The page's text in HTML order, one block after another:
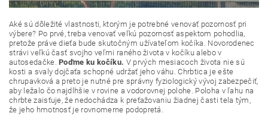
Aké sú dôležité vlastnosti, ktorým je potrebné venovať pozornosť pri
výbere? Po prvé, treba venovať veľkú pozornosť aspektom pohodlia,
pretože práve dieťa bude skutočným užívateľom kočíka. Novorodenec
strávi veľkú časť svojho veľmi raného života v kočíku alebo v
autosedačke.Poďme ku kočíku. V prvých mesiacoch života nie sú
kosti a svaly dojčaťa schopné udržať jeho váhu. Chrbtica je ešte
chrupavková a preto je nutné pre správny fyziologický vývoj zabezpečiť,
aby ležalo čo najdlhšie v rovine a vodorovnej polohe. Poloha v ľahu na
chrbte zaisťuje, že nedochádza k preťažovaniu žiadnej časti tela tým,
že jeho hmotnosť je rovnomerne podopretá.